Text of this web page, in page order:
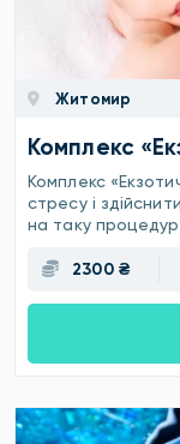
Житомир
Комплекс
Комплекс
стресу і
на таку
2300 ₴